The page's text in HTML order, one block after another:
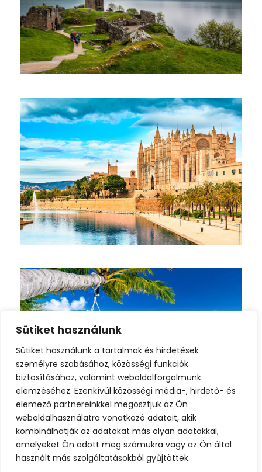
Sütiket használunk
Sütiket használunk a tartalmak és hirdetések
személyre szabásához, közösségi funkciók
biztosításához, valamint weboldalforgalmunk
elemzéséhez. Ezenkívül közösségi média-, hirdető- és
elemező partnereinkkel megosztjuk az Ön
weboldalhasználatra vonatkozó adatait, akik
kombinálhatják az adatokat más olyan adatokkal,
amelyeket Ön adott meg számukra vagy az Ön által
használt más szolgáltatásokból gyűjtöttek.
július 2, 2025
június 20, 2025
december 26, 2024
1 2 3